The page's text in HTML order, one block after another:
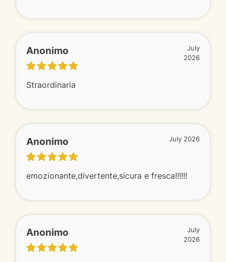
Anonimo
July
2026
Straordinaria
Anonimo July 2026
emozionante,divertente,sicura e fresca!!!!!!
Anonimo
July
2026